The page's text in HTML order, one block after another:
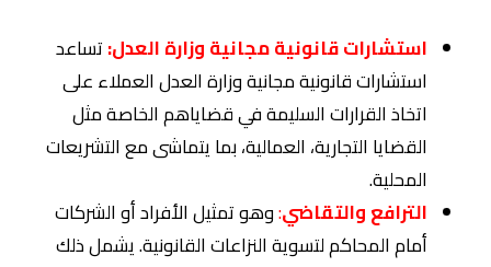
استشارات قانونية مجانية وزارة العدل:تساعد
استشارات قانونية مجانية وزارة العدل العملاء على
اتخاذ القرارات السليمة في قضاياهم الخاصة مثل
القضايا التجارية، العمالية، بما يتماشى مع التشريعات
المحلية.
الترافع والتقاضي:وهو تمثيل الأفراد أو الشركات
أمام المحاكم لتسوية النزاعات القانونية. يشمل ذلك